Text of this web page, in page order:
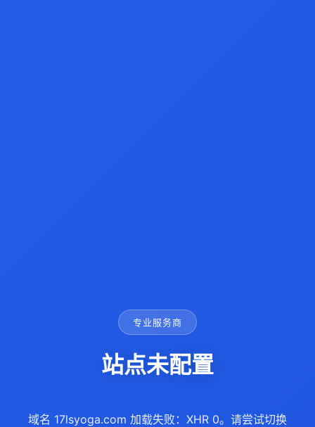
专业服务商
站点未配置
域名 17lsyoga.com 加载失败：XHR 0。请尝试切换